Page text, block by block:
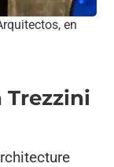
en
Trezzini